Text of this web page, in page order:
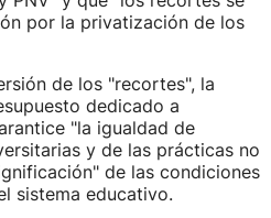
por la privatización de los
de los "recortes", la
dedicado a
"la igualdad de
y de las prácticas no
de las condiciones
sistema educativo.